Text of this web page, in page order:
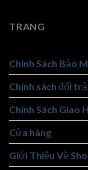
TRANG
Chính Sách Bảo
Chính sách đổi
Chính Sách Giao
Cửa hàng
Giới Thiệu Về